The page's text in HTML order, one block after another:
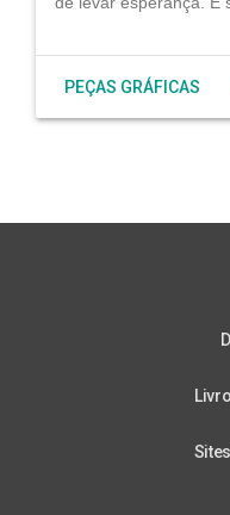
PEÇAS GRÁFICAS